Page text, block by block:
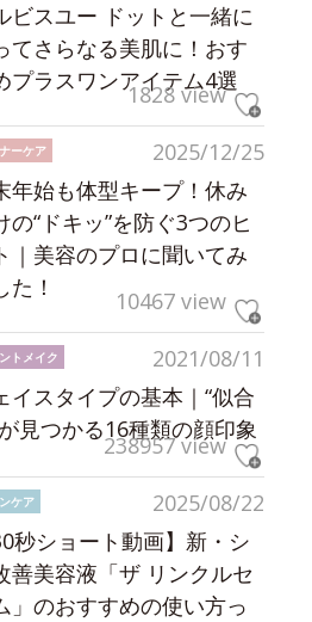
ビスユー ドットと一緒に
てさらなる美肌に！おす
プラスワンアイテム4選
1828 view
2025/12/25
ーケア
年始も体型キープ！休み
の“ドキッ”を防ぐ3つのヒ
｜美容のプロに聞いてみ
た！
10467 view
2021/08/11
トメイク
イスタイプの基本｜“似合
見つかる16種類の顔印象
238957 view
2025/08/22
ケア
秒ショート動画】新・シ
善美容液「ザ リンクルセ
」のおすすめの使い方っ